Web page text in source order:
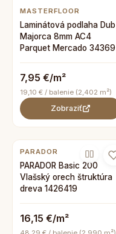
MASTERFLOOR
Laminátová podlaha Dub
Majorca 8mm AC4
Parquet Mercado 34369
7,95 €/m²
19,10 € / balenie (2,402 m²)
Zobraziť
PARADOR
PARADOR Basic 200
Vlašský orech štruktúra
dreva 1426419
16,15 €/m²